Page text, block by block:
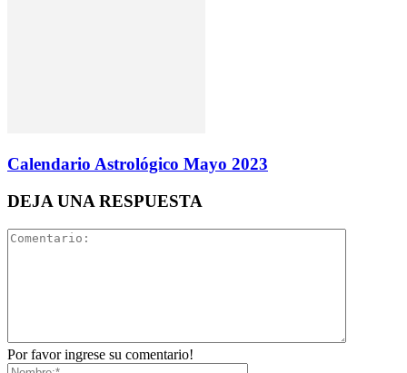
Calendario Astrológico Mayo 2023
DEJA UNA RESPUESTA
Por favor ingrese su comentario!